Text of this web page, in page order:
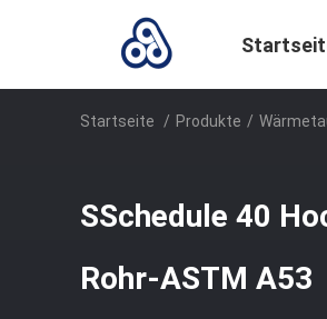
Startseite / Produkte /
SSchedule 40
Rohr-ASTM A53